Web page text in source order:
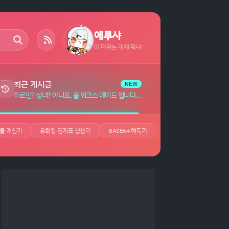
에루샤
이 더위는 대체 뭐냐!
최근 게시글 NEW
히로인? 성녀? 아니요, 올 워크스 메이드 입니다! (자랑) 자막 (7)
계산기 유희왕 전개표 생성기 BASE64 해독기